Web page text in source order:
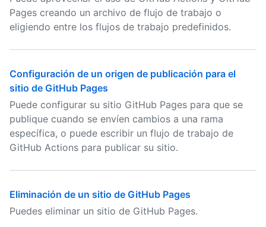
Pages creando un archivo de flujo de trabajo o
eligiendo entre los flujos de trabajo predefinidos.
Configuración de un origen de publicación para el
sitio de GitHub Pages
Puede configurar su sitio GitHub Pages para que se
publique cuando se envíen cambios a una rama
específica, o puede escribir un flujo de trabajo de
GitHub Actions para publicar su sitio.
Eliminación de un sitio de GitHub Pages
Puedes eliminar un sitio de GitHub Pages.